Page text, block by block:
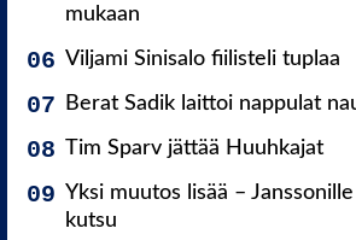
mukaan
Viljami Sinisalo fiilisteli tuplaa
Berat Sadik laittoi nappulat
Tim Sparv jättää Huuhkajat
Yksi muutos lisää –
kutsu